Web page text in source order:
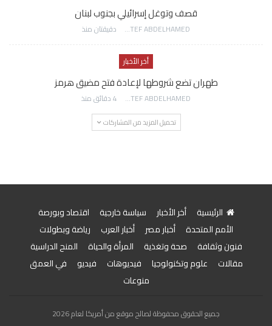
قصف وتوغل إسرائيلي بجنوب لبنان
AWATEF ABDELHAMED دقيقتان منذ
أخر الأخبار
طهران تضع شروطها لإعادة فتح مضيق هرمز
AWATEF ABDELHAMED 4 دقائق منذ
تحميل المزيد من المشاركات
الرئيسية أخر الأخبار سياسة خارجية
اقتصاد وبورصة
الأمم المتحدة
أخبار مصر أخبار العرب
رياضة وبطولات
فنون وثقافة
صحة وتغذية المرأة والحياة
المنح الدراسية
مقالات
علوم وتكنولوجيا فيديوهات فيديو
في العمق
منوعات
جميع الحقوق محفوظة لصالح موقع من أمريكا لعام 2026